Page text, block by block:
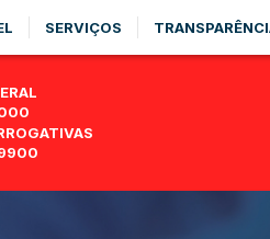
SERVIÇOS